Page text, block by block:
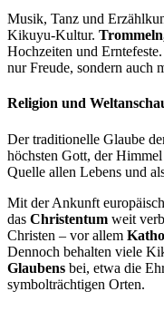
Musik, Tanz und
Kikuyu-Kultur.
Hochzeiten und
nur Freude, sondern auch
Religion und
Der traditionelle Glaube
höchsten Gott, der
Quelle allen Lebens und
Mit der Ankunft
das Christentum weit
Christen – vor allem
Dennoch behalten viele
Glaubens bei, etwa die
symbolträchtigen Orten.